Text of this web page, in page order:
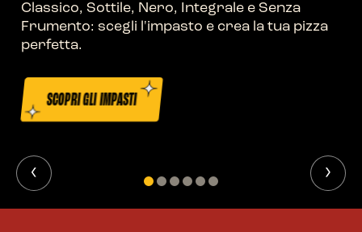
Classico, Sottile, Nero, Integrale e Senza
Frumento: scegli l'impasto e crea la tua pizza
perfetta.
SCOPRI GLI IMPASTI
‹ ›